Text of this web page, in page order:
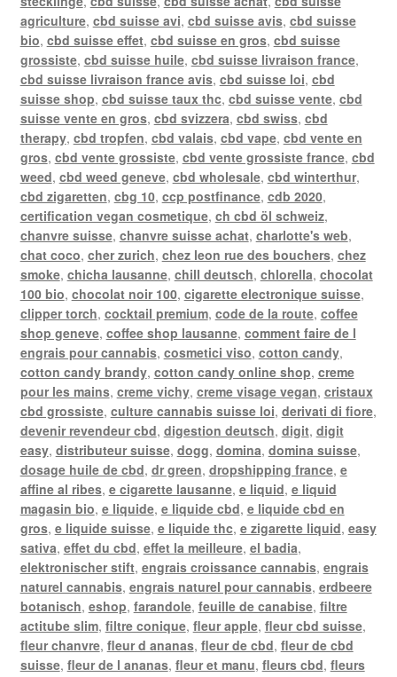
agriculture, cbd suisse avi, cbd suisse avis, cbd suisse
bio, cbd suisse effet, cbd suisse en gros, cbd suisse
grossiste, cbd suisse huile, cbd suisse livraison france,
cbd suisse livraison france avis, cbd suisse loi, cbd
suisse shop, cbd suisse taux thc, cbd suisse vente, cbd
suisse vente en gros, cbd svizzera, cbd swiss, cbd
therapy, cbd tropfen, cbd valais, cbd vape, cbd vente en
gros, cbd vente grossiste, cbd vente grossiste france, cbd
weed, cbd weed geneve, cbd wholesale, cbd winterthur,
cbd zigaretten, cbg 10, ccp postfinance, cdb 2020,
certification vegan cosmetique, ch cbd öl schweiz,
chanvre suisse, chanvre suisse achat, charlotte's web,
chat coco, cher zurich, chez leon rue des bouchers, chez
smoke, chicha lausanne, chill deutsch, chlorella, chocolat
100 bio, chocolat noir 100, cigarette electronique suisse,
clipper torch, cocktail premium, code de la route, coffee
shop geneve, coffee shop lausanne, comment faire de l
engrais pour cannabis, cosmetici viso, cotton candy,
cotton candy brandy, cotton candy online shop, creme
pour les mains, creme vichy, creme visage vegan, cristaux
cbd grossiste, culture cannabis suisse loi, derivati di fiore,
devenir revendeur cbd, digestion deutsch, digit, digit
easy, distributeur suisse, dogg, domina, domina suisse,
dosage huile de cbd, dr green, dropshipping france, e
affine al ribes, e cigarette lausanne, e liquid, e liquid
magasin bio, e liquide, e liquide cbd, e liquide cbd en
gros, e liquide suisse, e liquide thc, e zigarette liquid, easy
sativa, effet du cbd, effet la meilleure, el badia,
elektronischer stift, engrais croissance cannabis, engrais
naturel cannabis, engrais naturel pour cannabis, erdbeere
botanisch, eshop, farandole, feuille de canabise, filtre
actitube slim, filtre conique, fleur apple, fleur cbd suisse,
fleur chanvre, fleur d ananas, fleur de cbd, fleur de cbd
suisse, fleur de l ananas, fleur et manu, fleurs cbd, fleurs